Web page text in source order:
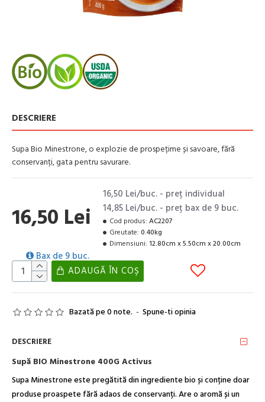
Bazată pe 0 note. - Spune-ti opinia
DESCRIERE
Supa Bio Minestrone, o explozie de prospețime și savoare, fără
conservanți, gata pentru savurare.
16,50 Lei
Bax de 9 buc.
16,50 Lei/buc. - preţ individual
14,85 Lei/buc. - preţ bax de 9 buc.
Cod produs: AC2207
Greutate: 0.40kg
Dimensiuni: 12.80cm x 5.50cm x 20.00cm
ADAUGĂ ÎN COŞ
DESCRIERE
Supă BIO Minestrone 400G Activus
Supa Minestrone este pregătită din ingrediente bio și conține doar
produse proaspete fără adaos de conservanți. Are o aromă și un